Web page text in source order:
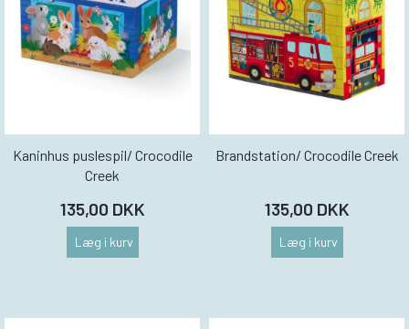
Kaninhus puslespil/ Crocodile
Creek
135,00 DKK
Læg i kurv
Brandstation/ Crocodile Creek
135,00 DKK
Læg i kurv